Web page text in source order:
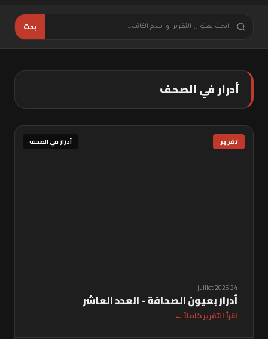
بحث
أدرار في الصحف
تقرير أدرار في الصحف
24 juillet 2026
أدرار بعيون الصحافة - العدد العاشر
اقرأ التقرير كاملاً ←